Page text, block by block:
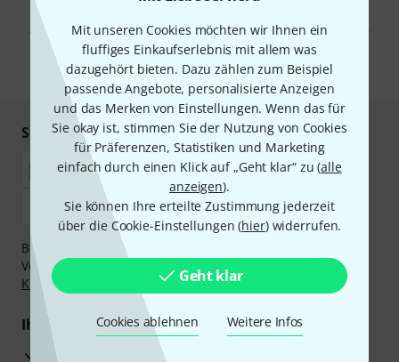
Mit unseren Cookies möchten wir Ihnen ein
fluffiges Einkaufserlebnis mit allem was
dazugehört bieten. Dazu zählen zum Beispiel
passende Angebote, personalisierte Anzeigen
und das Merken von Einstellungen. Wenn das für
Sie okay ist, stimmen Sie der Nutzung von Cookies
für Präferenzen, Statistiken und Marketing
einfach durch einen Klick auf „Geht klar“ zu (alle
anzeigen).
Sie können Ihre erteilte Zustimmung jederzeit
über die Cookie-Einstellungen (hier) widerrufen.
Geht klar
Cookies ablehnen Weitere Infos
Werbung und einer Messung des E-Mail-Nutzungsverhaltens zu. Die
Abmeldung ist jederzeit möglich. Weitere Informationen finden Sie in
unseren
Datenschutzhinweisen
* Pflichtfeld
Sicher einkaufen & bezahlen
Bezahlen Sie vertraulich und sicher per Nachnahme,
Vorkasse, PayPal, Amazon Pay,
Klarna Sofort bezahlen,
Klarna Ratenzahlung
oder Kreditkarte.
Ihre Vorteile
3 Jahre Thomann Garantie